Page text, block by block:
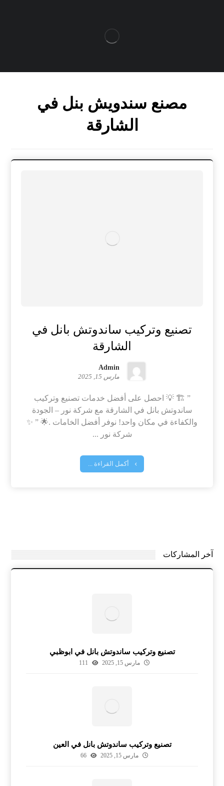
مصنع سندويش بنل في
الشارقة
تصنيع وتركيب ساندوتش بانل في
الشارقة
Admin
مارس 15, 2025
” 🏗️ 💡 احصل على أفضل خدمات تصنيع وتركيب
ساندوتش بانل في الشارقة مع شركة نور – الجودة
والكفاءة في مكان واحد! نوفر أفضل الخامات .🌟 ” ✨
شركة نور ...
أكمل القراءة ...
آخر المشاركات
تصنيع وتركيب ساندوتش بانل في ابوظبي
مارس 15, 2025 111
تصنيع وتركيب ساندوتش بانل في العين
مارس 15, 2025 66